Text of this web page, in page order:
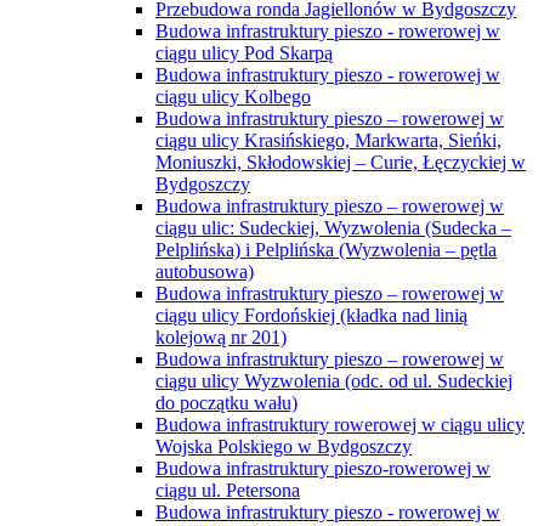
Przebudowa ronda Jagiellonów w Bydgoszczy
Budowa infrastruktury pieszo - rowerowej w
ciągu ulicy Pod Skarpą
Budowa infrastruktury pieszo - rowerowej w
ciągu ulicy Kolbego
Budowa infrastruktury pieszo – rowerowej w
ciągu ulicy Krasińskiego, Markwarta, Sieńki,
Moniuszki, Skłodowskiej – Curie, Łęczyckiej w
Bydgoszczy
Budowa infrastruktury pieszo – rowerowej w
ciągu ulic: Sudeckiej, Wyzwolenia (Sudecka –
Pelplińska) i Pelplińska (Wyzwolenia – pętla
autobusowa)
Budowa infrastruktury pieszo – rowerowej w
ciągu ulicy Fordońskiej (kładka nad linią
kolejową nr 201)
Budowa infrastruktury pieszo – rowerowej w
ciągu ulicy Wyzwolenia (odc. od ul. Sudeckiej
do początku wału)
Budowa infrastruktury rowerowej w ciągu ulicy
Wojska Polskiego w Bydgoszczy
Budowa infrastruktury pieszo-rowerowej w
ciągu ul. Petersona
Budowa infrastruktury pieszo - rowerowej w